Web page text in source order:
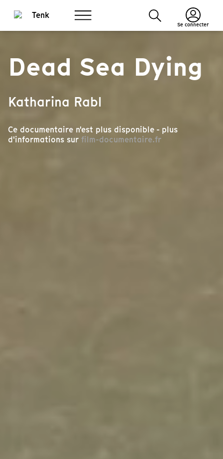
Se connecter
Dead Sea Dying
Katharina Rabl
Ce documentaire n'est plus disponible - plus
d'informations sur film-documentaire.fr